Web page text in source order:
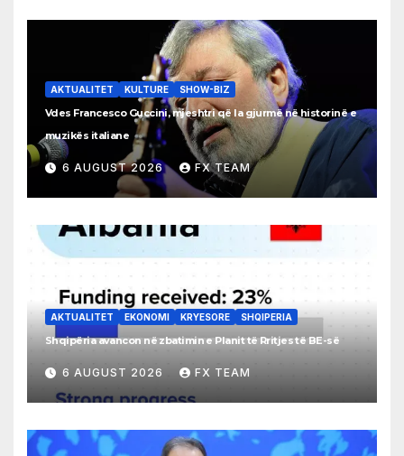
AKTUALITET KULTURE SHOW-BIZ
Vdes Francesco Guccini, mjeshtri që la gjurmë në historinë e
muzikës italiane
6 AUGUST 2026 FX TEAM
AKTUALITET EKONOMI KRYESORE SHQIPERIA
Shqipëria avancon në zbatimin e Planit të Rritjes të BE-së
6 AUGUST 2026 FX TEAM